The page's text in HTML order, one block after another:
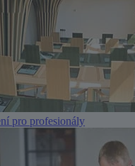
pro profesionály